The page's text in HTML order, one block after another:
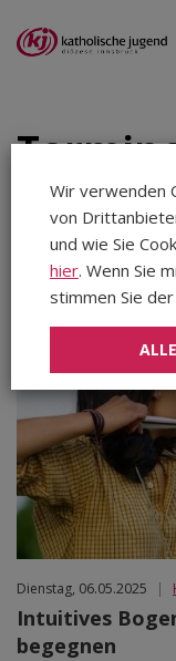
Haus der
Dienstag, 06.05.2025 |
Intuitives
begegnen
Wir verwenden
von
und wie Sie
hier. Wenn Sie
stimmen Sie